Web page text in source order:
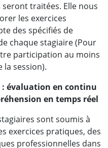
traitées. Elle nous
les exercices
des spécifiés de
chaque stagiaire (Pour
participation au moins
la session).
évaluation en continu
en temps réel
sont soumis à
exercices pratiques, des
professionnelles dans